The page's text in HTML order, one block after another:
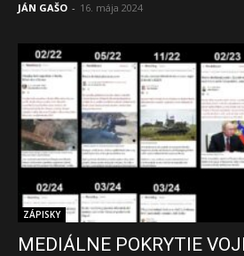
JÁN GAŠO - 16. mája 2024
ZÁPISKY
MEDIÁLNE POKRYTIE